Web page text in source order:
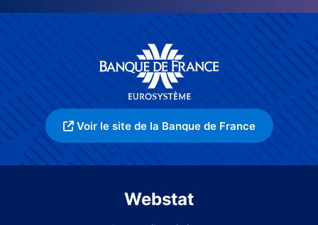
Voir le site de la Banque de France
Webstat